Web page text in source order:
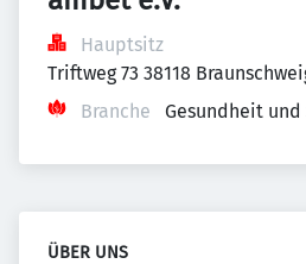
Hauptsitz
Triftweg 73 38118
Branche
Gesundheit und
ÜBER UNS